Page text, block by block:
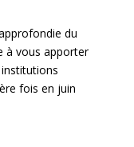
du
à vous apporter
fois en juin